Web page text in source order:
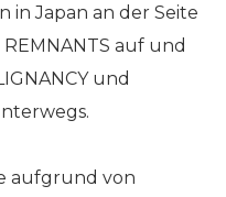
in Japan an der Seite
auf und
und
aufgrund von